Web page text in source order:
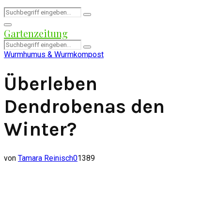
Search
for:
Search
Facebook
Twitter
Instagram
Pinterest
Youtube
Snapchat
Primary
Menu
Gartenzeitung
Search
for:
Search
Wurmhumus & Wurmkompost
Überleben
Dendrobenas den
Winter?
von Tamara Reinisch01389